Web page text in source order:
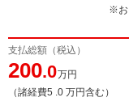
※お
支払総額（税込）
200.0万円
（諸経費5 .0 万円含む）